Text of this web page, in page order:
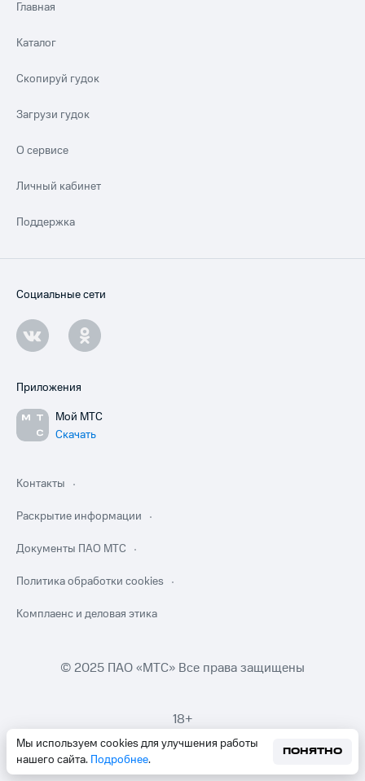
Мы используем cookies для улучшения работы
нашего сайта. Подробнее.
ПОНЯТНО
Главная
Каталог
Скопируй гудок
Загрузи гудок
О сервисе
Личный кабинет
Поддержка
Социальные сети
Приложения
Мой МТС
Скачать
Контакты
Раскрытие информации
Документы ПАО МТС
Политика обработки cookies
Комплаенс и деловая этика
© 2025 ПАО «МТС» Все права защищены
18+